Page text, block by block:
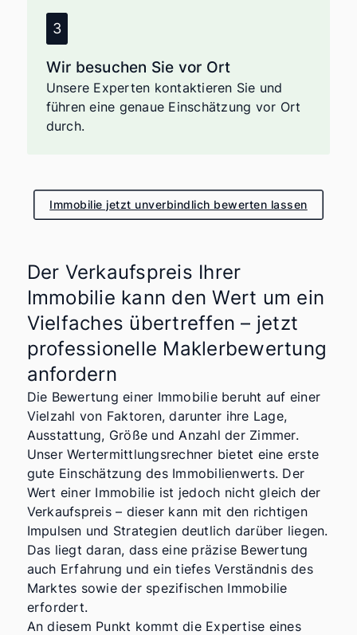
Angaben zu Ihrer Immobilie
Art der Immobilie
gepflegt
saniert
Neubau
PLZ
Ort und Ortsteil
(optional) Wollen Sie uns noch etwas zur
Immobilie mitteilen?
Wir besuchen Sie vor Ort
Unsere Experten kontaktieren Sie und
führen eine genaue Einschätzung vor Ort
durch.
Immobilie jetzt unverbindlich bewerten lassen
Der Verkaufspreis Ihrer
Immobilie kann den Wert um ein
Vielfaches übertreffen – jetzt
professionelle Maklerbewertung
anfordern
Die Bewertung einer Immobilie beruht auf einer
Vielzahl von Faktoren, darunter ihre Lage,
Ausstattung, Größe und Anzahl der Zimmer.
Unser Wertermittlungsrechner bietet eine erste
gute Einschätzung des Immobilienwerts. Der
Wert einer Immobilie ist jedoch nicht gleich der
Verkaufspreis – dieser kann mit den richtigen
Impulsen und Strategien deutlich darüber liegen.
Das liegt daran, dass eine präzise Bewertung
auch Erfahrung und ein tiefes Verständnis des
Marktes sowie der spezifischen Immobilie
erfordert.
An diesem Punkt kommt die Expertise eines